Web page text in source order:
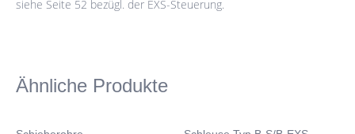
siehe Seite 52 bezügl. der EXS-Steuerung.
Ähnliche Produkte